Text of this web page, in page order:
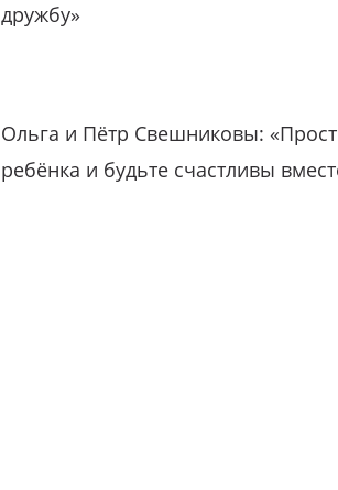
дружбу»
Ольга и Пётр Свешниковы:
ребёнка и будьте счастливы